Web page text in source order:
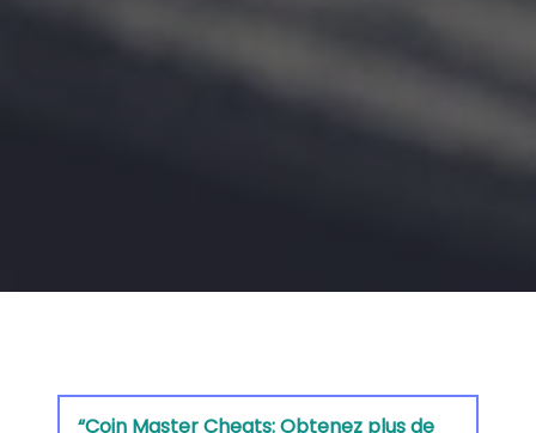
“Coin Master Cheats: Obtenez plus de